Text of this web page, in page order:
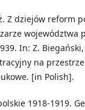
Z dziejów reform
województwa
In: Z. Biegański,
na
[in Polish].
1918-1919.